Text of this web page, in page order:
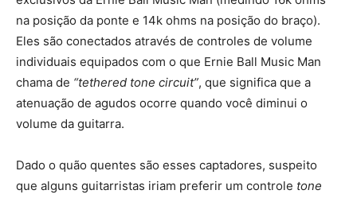
na posição da ponte e 14k ohms na posição do braço).
Eles são conectados através de controles de volume
individuais equipados com o que Ernie Ball Music Man
chama de “tethered tone circuit”, que significa que a
atenuação de agudos ocorre quando você diminui o
volume da guitarra.
Dado o quão quentes são esses captadores, suspeito
que alguns guitarristas iriam preferir um controle tone